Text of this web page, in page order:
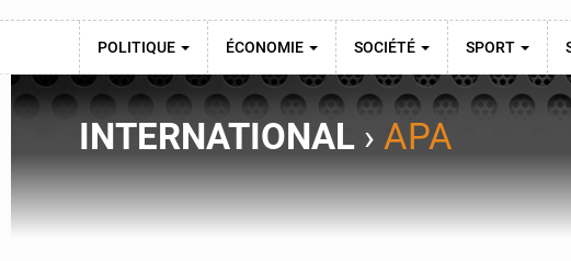
POLITIQUE ÉCONOMIE SOCIÉTÉ SPORT
INTERNATIONAL › APA